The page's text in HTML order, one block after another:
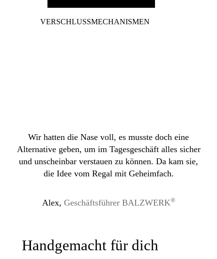
VERSCHLUSSMECHANISMEN
Wir hatten die Nase voll, es musste doch eine
Alternative geben, um im Tagesgeschäft alles sicher
und unscheinbar verstauen zu können. Da kam sie,
die Idee vom Regal mit Geheimfach.
Alex, Geschäftsführer BALZWERK®
Handgemacht für dich